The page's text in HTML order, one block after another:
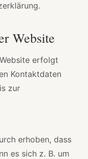
Website
erfolgt
Kontaktdaten
zur
erhoben, dass
es sich z. B. um